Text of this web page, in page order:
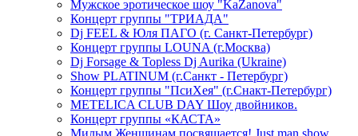
Мужское эротическое шоу "KaZanova"
Концерт группы "ТРИАДА"
Dj FEEL & Юля ПАГО (г. Санкт-Петербург)
Концерт группы LOUNA (г.Москва)
Dj Forsage & Topless Dj Aurika (Ukraine)
Show PLATINUM (г.Санкт - Петербург)
Концерт группы "ПсиХея" (г.Снакт-Петербург)
METELICA CLUB DAY Шоу двойников.
Концерт группы «КАСТА»
Милым Женщинам посвящается! Just man show